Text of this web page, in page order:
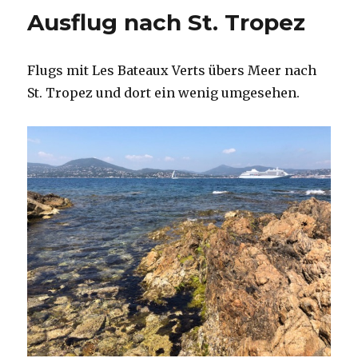
Ausflug nach St. Tropez
Flugs mit Les Bateaux Verts übers Meer nach
St. Tropez und dort ein wenig umgesehen.